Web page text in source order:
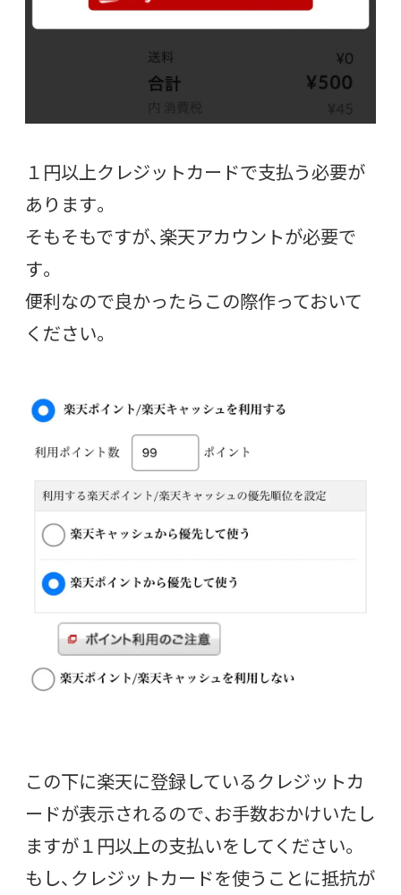
１円以上クレジットカードで支払う必要が
あります。
そもそもですが、楽天アカウントが必要で
す。
便利なので良かったらこの際作っておいて
ください。
この下に楽天に登録しているクレジットカ
ードが表示されるので、お手数おかけいたし
ますが１円以上の支払いをしてください。
もし、クレジットカードを使うことに抵抗が